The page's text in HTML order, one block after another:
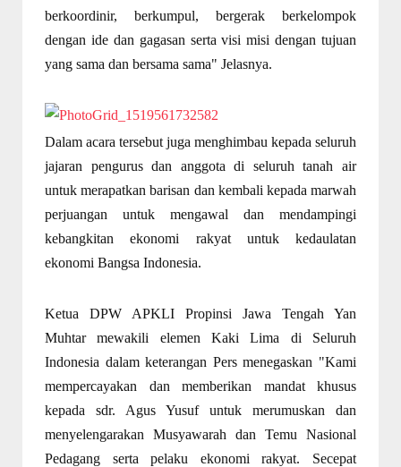
berkoordinir, berkumpul, bergerak berkelompok
dengan ide dan gagasan serta visi misi dengan tujuan
yang sama dan bersama sama" Jelasnya.
Dalam acara tersebut juga menghimbau kepada seluruh
jajaran pengurus dan anggota di seluruh tanah air
untuk merapatkan barisan dan kembali kepada marwah
perjuangan untuk mengawal dan mendampingi
kebangkitan ekonomi rakyat untuk kedaulatan
ekonomi Bangsa Indonesia.
Ketua DPW APKLI Propinsi Jawa Tengah Yan
Muhtar mewakili elemen Kaki Lima di Seluruh
Indonesia dalam keterangan Pers menegaskan "Kami
mempercayakan dan memberikan mandat khusus
kepada sdr. Agus Yusuf untuk merumuskan dan
menyelengarakan Musyawarah dan Temu Nasional
Pedagang serta pelaku ekonomi rakyat. Secepat